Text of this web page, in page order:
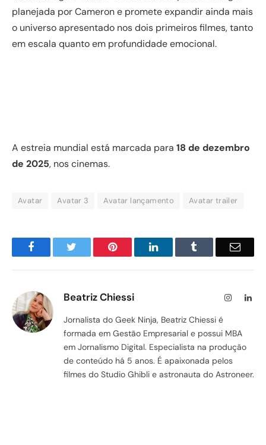
planejada por Cameron e promete expandir ainda mais
o universo apresentado nos dois primeiros filmes, tanto
em escala quanto em profundidade emocional.
A estreia mundial está marcada para 18 de dezembro
de 2025, nos cinemas.
Avatar Avatar 3 Avatar lançamento Avatar trailer
Facebook Pinterest LinkedIn Email
Beatriz Chiessi Instagram
Jornalista do Geek Ninja, Beatriz Chiessi é
formada em Gestão Empresarial e possui MBA
em Jornalismo Digital. Especialista na produção
de conteúdo há 5 anos. É apaixonada pelos
filmes do Studio Ghibli e astronauta do Astroneer.